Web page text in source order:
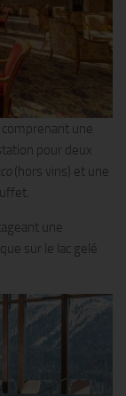
une
pour deux
(hors vins) et une
une
sur le lac gelé